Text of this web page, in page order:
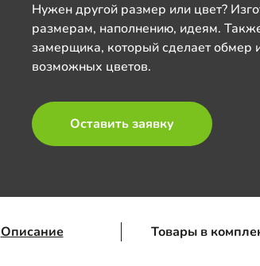
Нужен другой размер или цвет?
размерам, наполнению, идеям.
замерщика, который сделает обмер
возможных цветов.
Оставить заявку
Описание Товары в